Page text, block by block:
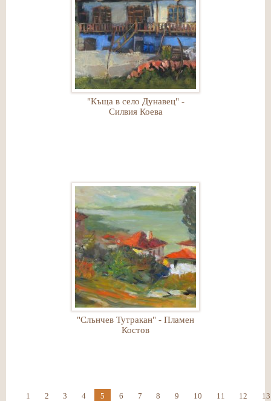
"Къща в село Дунавец" -
Силвия Коева
"Слънчев Тутракан" - Пламен
Костов
1 2 3 4 5 6 7 8 9 10 11 12 13